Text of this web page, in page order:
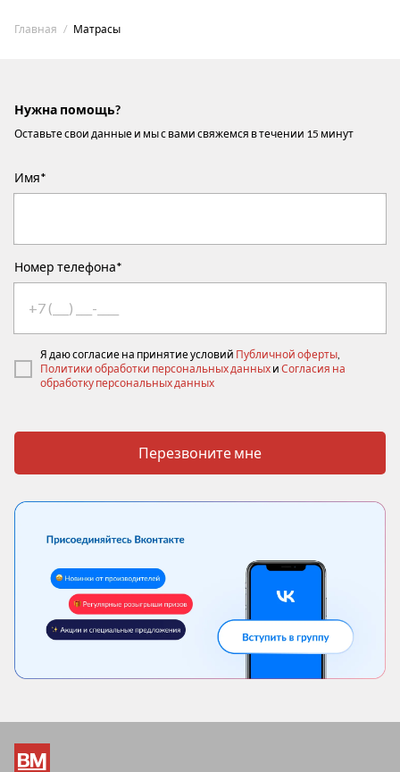
Главная Матрасы
Нужна помощь?
Оставьте свои данные и мы с вами свяжемся в течении 15 минут
Имя*
Номер телефона*
Я даю согласие на принятие условий Публичной оферты,
Политики обработки персональных данных и Согласия на
обработку персональных данных
Перезвоните мне